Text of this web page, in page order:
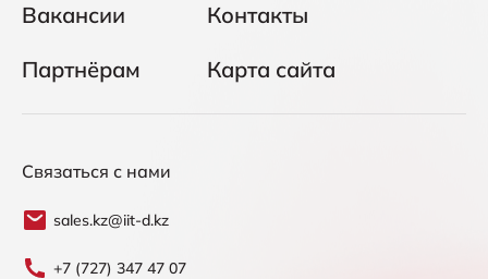
Вакансии
Контакты
Партнёрам
Карта сайта
Связаться с нами
sales.kz@iit-d.kz
+7 (727) 347 47 07